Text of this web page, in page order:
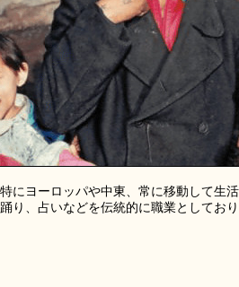
にヨーロッパや中東、常に移動して生
り、占いなどを伝統的に職業としてお